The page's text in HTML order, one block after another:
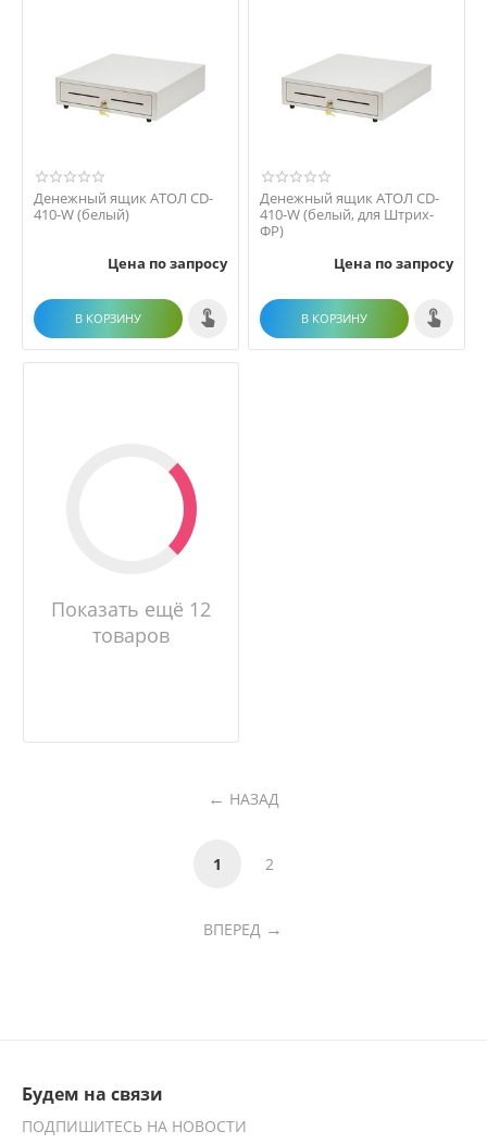
Денежный ящик АТОЛ CD-
410-W (белый)
Цена по запросу
В КОРЗИНУ
Денежный ящик АТОЛ CD-
410-W (белый, для Штрих-
ФР)
Цена по запросу
В КОРЗИНУ
Показать ещё 12
товаров
НАЗАД
1 2
ВПЕРЕД
Будем на связи
ПОДПИШИТЕСЬ НА НОВОСТИ